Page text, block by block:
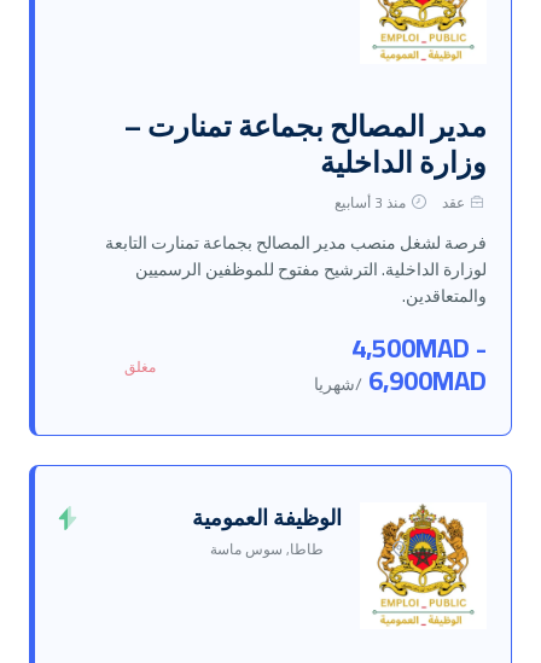
مدير المصالح بجماعة تمنارت –
وزارة الداخلية
عقد منذ 3 أسابيع
فرصة لشغل منصب مدير المصالح بجماعة تمنارت التابعة
لوزارة الداخلية. الترشيح مفتوح للموظفين الرسميين
والمتعاقدين.
4,500MAD -
6,900MAD /شهريا
مغلق
الوظيفة العمومية
طاطا, سوس ماسة